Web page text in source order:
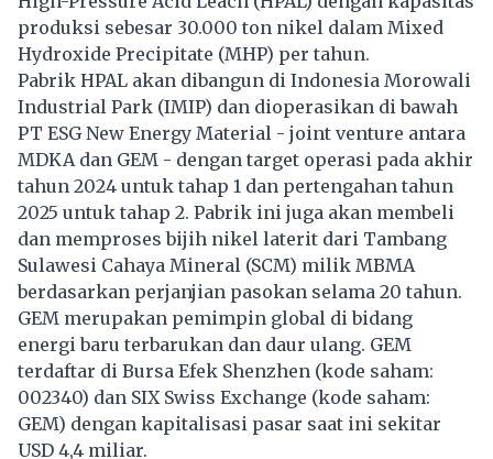
produksi sebesar 30.000 ton nikel dalam Mixed
Hydroxide Precipitate (MHP) per tahun.
Pabrik HPAL akan dibangun di Indonesia Morowali
Industrial Park (IMIP) dan dioperasikan di bawah
PT ESG New Energy Material - joint venture antara
MDKA dan GEM - dengan target operasi pada akhir
tahun 2024 untuk tahap 1 dan pertengahan tahun
2025 untuk tahap 2. Pabrik ini juga akan membeli
dan memproses bijih nikel laterit dari Tambang
Sulawesi Cahaya Mineral (SCM) milik MBMA
berdasarkan perjanjian pasokan selama 20 tahun.
GEM merupakan pemimpin global di bidang
energi baru terbarukan dan daur ulang. GEM
terdaftar di Bursa Efek Shenzhen (kode saham:
002340) dan SIX Swiss Exchange (kode saham:
GEM) dengan kapitalisasi pasar saat ini sekitar
USD 4,4 miliar.